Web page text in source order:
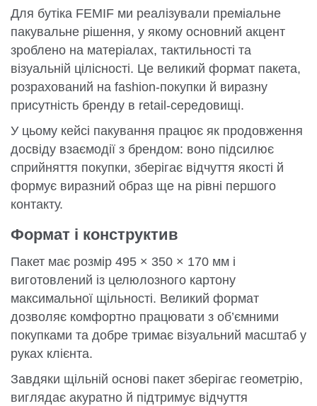
Для бутіка FEMIF ми реалізували преміальне
пакувальне рішення, у якому основний акцент
зроблено на матеріалах, тактильності та
візуальній цілісності. Це великий формат пакета,
розрахований на fashion-покупки й виразну
присутність бренду в retail-середовищі.
У цьому кейсі пакування працює як продовження
досвіду взаємодії з брендом: воно підсилює
сприйняття покупки, зберігає відчуття якості й
формує виразний образ ще на рівні першого
контакту.
Формат і конструктив
Пакет має розмір 495 × 350 × 170 мм і
виготовлений із целюлозного картону
максимальної щільності. Великий формат
дозволяє комфортно працювати з об’ємними
покупками та добре тримає візуальний масштаб у
руках клієнта.
Завдяки щільній основі пакет зберігає геометрію,
виглядає акуратно й підтримує відчуття